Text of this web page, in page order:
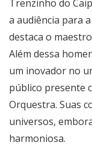
Trenzinho do
a audiência para
destaca o
Além dessa
um inovador no
público presente
Orquestra. Suas
universos,
harmoniosa.